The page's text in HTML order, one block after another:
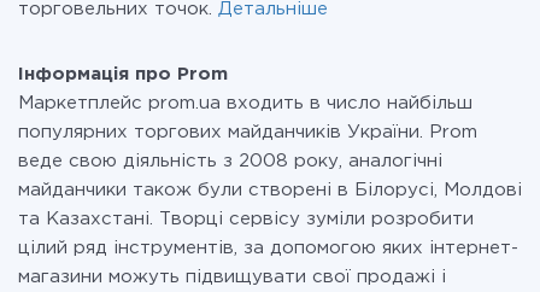
торговельних точок. Детальніше
Інформація про Prom
Маркетплейс prom.ua входить в число найбільш
популярних торгових майданчиків України. Prom
веде свою діяльність з 2008 року, аналогічні
майданчики також були створені в Білорусі, Молдові
та Казахстані. Творці сервісу зуміли розробити
цілий ряд інструментів, за допомогою яких інтернет-
магазини можуть підвищувати свої продажі і